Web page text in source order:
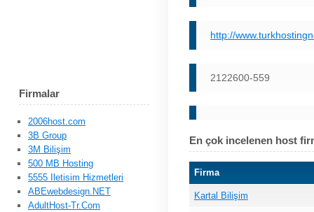
http://
2122600-559
En çok incelenen host
Firma
Kartal Bilişim
Firmalar
2006host.com
3B Group
3M Bilişim
500 MB Hosting
5555 Iletisim Hizmetleri
ABEwebdesign.NET
AdultHost-Tr.Com